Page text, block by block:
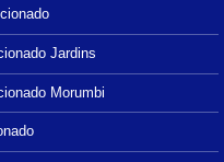
Jardins
Morumbi